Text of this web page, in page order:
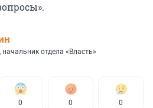
отдела «Власть»
0 0 0